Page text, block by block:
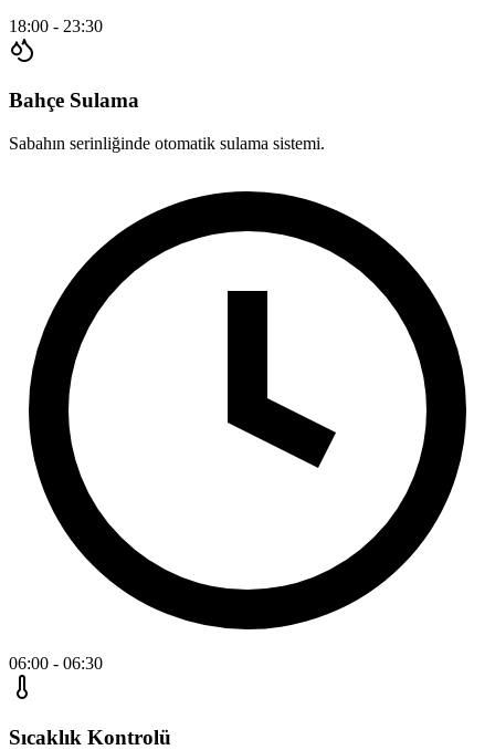
18:00 - 23:30
Bahçe Sulama
Sabahın serinliğinde otomatik sulama sistemi.
06:00 - 06:30
Sıcaklık Kontrolü